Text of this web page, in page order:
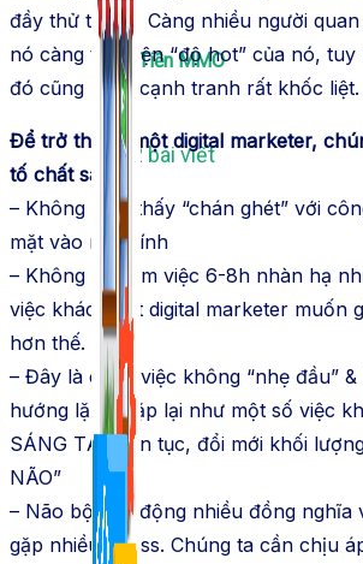
Kiếm Tiền MMO
1,422 bài viết
đầy thử thách. Càng nhiều người
nó càng thể hiện “độ hot” của nó,
đó cũng là sự cạnh tranh rất khốc liệt.
Để trở thành một digital marketer,
tố chất sau:
– Không cảm thấy “chán ghét” với
mặt vào máy tính
– Không chỉ làm việc 6-8h nhàn hạ
việc khác, một digital marketer muốn
hơn thế.
– Đây là công việc không “nhẹ đầu”
hướng lặp đi lặp lại như một số việc
SÁNG TẠO liên tục, đổi mới khối
NÃO”
– Não bộ vận động nhiều đồng nghĩa
gặp nhiều stress. Chúng ta cần chịu